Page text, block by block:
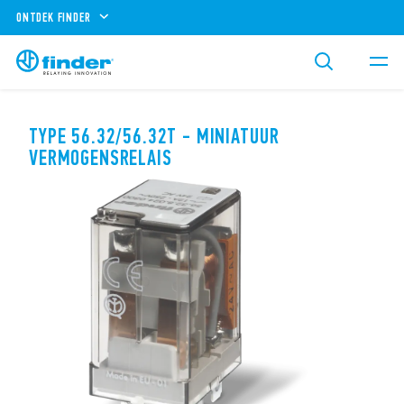
ONTDEK FINDER
TYPE 56.32/56.32T - MINIATUUR
VERMOGENSRELAIS